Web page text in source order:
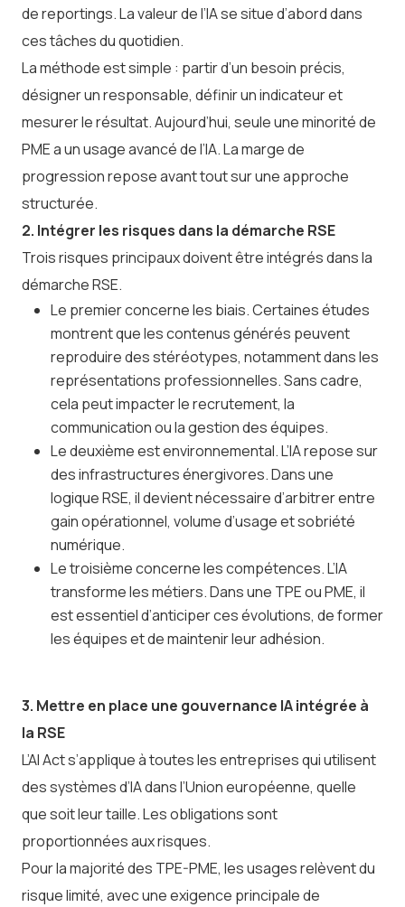
de reportings. La valeur de l’IA se situe d’abord dans
ces tâches du quotidien.
La méthode est simple : partir d’un besoin précis,
désigner un responsable, définir un indicateur et
mesurer le résultat. Aujourd’hui, seule une minorité de
PME a un usage avancé de l’IA. La marge de
progression repose avant tout sur une approche
structurée.
2. Intégrer les risques dans la démarche RSE
Trois risques principaux doivent être intégrés dans la
démarche RSE.
Le premier concerne les biais. Certaines études
montrent que les contenus générés peuvent
reproduire des stéréotypes, notamment dans les
représentations professionnelles. Sans cadre,
cela peut impacter le recrutement, la
communication ou la gestion des équipes.
Le deuxième est environnemental. L’IA repose sur
des infrastructures énergivores. Dans une
logique RSE, il devient nécessaire d’arbitrer entre
gain opérationnel, volume d’usage et sobriété
numérique.
Le troisième concerne les compétences. L’IA
transforme les métiers. Dans une TPE ou PME, il
est essentiel d’anticiper ces évolutions, de former
les équipes et de maintenir leur adhésion.
3. Mettre en place une gouvernance IA intégrée à
la RSE
L’AI Act s’applique à toutes les entreprises qui utilisent
des systèmes d’IA dans l’Union européenne, quelle
que soit leur taille. Les obligations sont
proportionnées aux risques.
Pour la majorité des TPE-PME, les usages relèvent du
risque limité, avec une exigence principale de